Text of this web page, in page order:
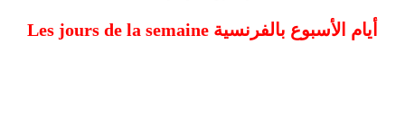
أيام الأسبوع بالفرنسية Les jours de la semaine